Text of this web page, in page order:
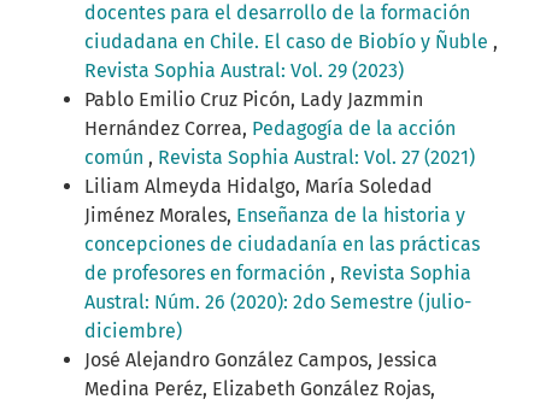
docentes para el desarrollo de la formación
ciudadana en Chile. El caso de Biobío y Ñuble ,
Revista Sophia Austral: Vol. 29 (2023)
Pablo Emilio Cruz Picón, Lady Jazmmin
Hernández Correa, Pedagogía de la acción
común , Revista Sophia Austral: Vol. 27 (2021)
Liliam Almeyda Hidalgo, María Soledad
Jiménez Morales, Enseñanza de la historia y
concepciones de ciudadanía en las prácticas
de profesores en formación , Revista Sophia
Austral: Núm. 26 (2020): 2do Semestre (julio-
diciembre)
José Alejandro González Campos, Jessica
Medina Peréz, Elizabeth González Rojas,